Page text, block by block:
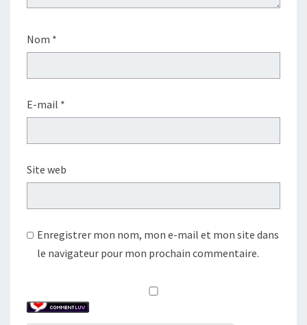
Nom *
E-mail *
Site web
Enregistrer mon nom, mon e-mail et mon site dans
le navigateur pour mon prochain commentaire.